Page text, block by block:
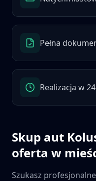
Pełna
Realizacja w
Skup aut
oferta w
Szukasz